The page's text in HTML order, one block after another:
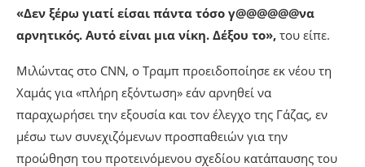
«Δεν ξέρω γιατί είσαι πάντα τόσο γ@@@@@@να
αρνητικός. Αυτό είναι μια νίκη. Δέξου το», του είπε.
Μιλώντας στο CNN, ο Τραμπ προειδοποίησε εκ νέου τη
Χαμάς για «πλήρη εξόντωση» εάν αρνηθεί να
παραχωρήσει την εξουσία και τον έλεγχο της Γάζας, εν
μέσω των συνεχιζόμενων προσπαθειών για την
προώθηση του προτεινόμενου σχεδίου κατάπαυσης του